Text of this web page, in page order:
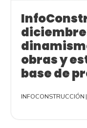
obras y
base de
INFOCONSTRUCCIÓN |